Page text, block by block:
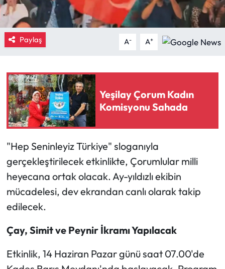
Paylaş A- A+
Yeşilay Çorum Kadın
Komisyonu Sahada
"Hep Seninleyiz Türkiye" sloganıyla
gerçekleştirilecek etkinlikte, Çorumlular milli
heyecana ortak olacak. Ay-yıldızlı ekibin
mücadelesi, dev ekrandan canlı olarak takip
edilecek.
Çay, Simit ve Peynir İkramı Yapılacak
Etkinlik, 14 Haziran Pazar günü saat 07.00'de
İskilip Haberleri
Kargı Haberleri
Kültür Sanat
Laçin Haberleri
Magazin
Mecitözü Haberleri
Oğuzlar Haberleri